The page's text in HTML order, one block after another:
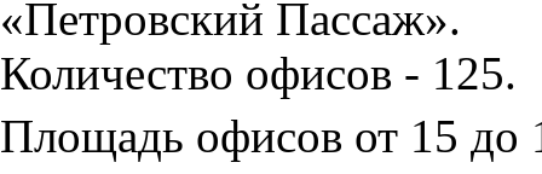
«Петровский Пассаж».
Количество офисов - 125.
Площадь офисов от 15 до